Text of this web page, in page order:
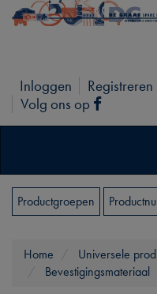
Inloggen Registreren
Volg ons op
Facebook
Productgroepen
Home
Universele
Bevestigingsmateriaal